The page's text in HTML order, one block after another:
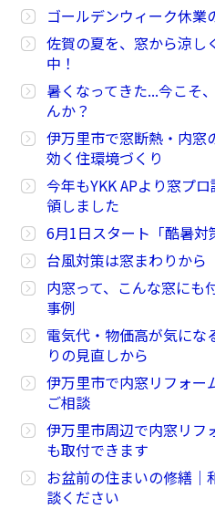
ゴールデンウィーク休業
佐賀の夏を、窓から涼し
中！
暑くなってきた...今こそ
んか？
伊万里市で窓断熱・内窓
効く住環境づくり
今年もYKK APより窓プ
領しました
6月1日スタート「酷暑
台風対策は窓まわりから
内窓って、こんな窓にも
事例
電気代・物価高が気にな
りの見直しから
伊万里市で内窓リフォー
ご相談
伊万里市周辺で内窓リフ
も取付できます
お盆前の住まいの修繕｜
談ください